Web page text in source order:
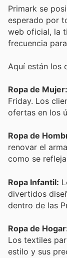
Primark se
esperado por
web oficial, la
frecuencia
Aquí están los
Ropa de Mujer:
Friday. Los
ofertas en los
Ropa de
renovar el
como se
Ropa Infantil:
divertidos
dentro de las
Ropa de
Los textiles
estilo y sus